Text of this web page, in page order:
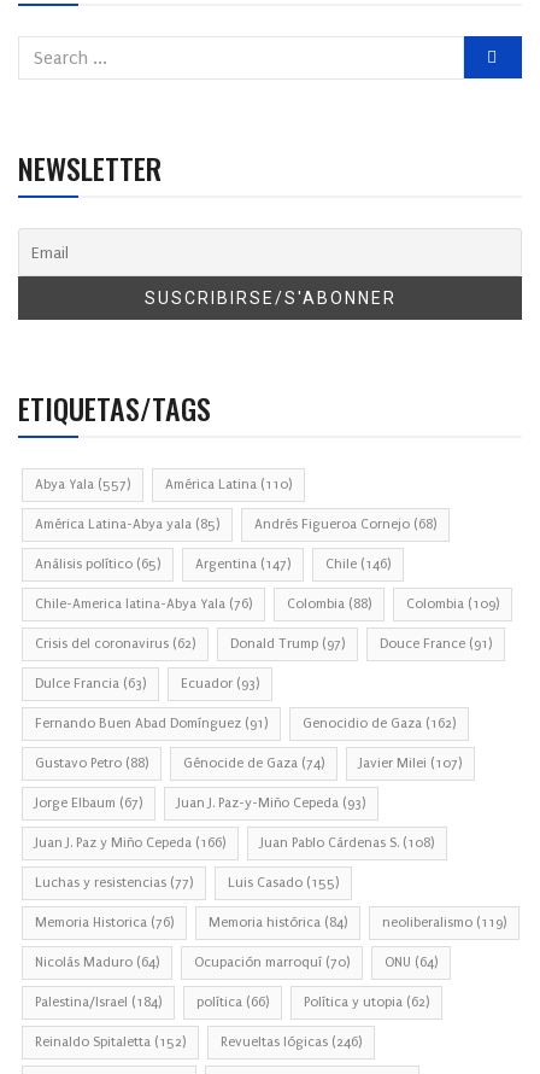
NEWSLETTER
ETIQUETAS/TAGS
Abya Yala (557) América Latina (110)
América Latina-Abya yala (85) Andrés Figueroa Cornejo (68)
Análisis político (65) Argentina (147) Chile (146)
Chile-America latina-Abya Yala (76) Colombia (88) Colombia (109)
Crisis del coronavirus (62) Donald Trump (97) Douce France (91)
Dulce Francia (63) Ecuador (93)
Fernando Buen Abad Domínguez (91) Genocidio de Gaza (162)
Gustavo Petro (88) Génocide de Gaza (74) Javier Milei (107)
Jorge Elbaum (67) Juan J. Paz-y-Miño Cepeda (93)
Juan J. Paz y Miño Cepeda (166) Juan Pablo Cárdenas S. (108)
Luchas y resistencias (77) Luis Casado (155)
Memoria Historica (76) Memoria histórica (84) neoliberalismo (119)
Nicolás Maduro (64) Ocupación marroquí (70) ONU (64)
Palestina/Israel (184) política (66) Política y utopia (62)
Reinaldo Spitaletta (152) Revueltas lógicas (246)